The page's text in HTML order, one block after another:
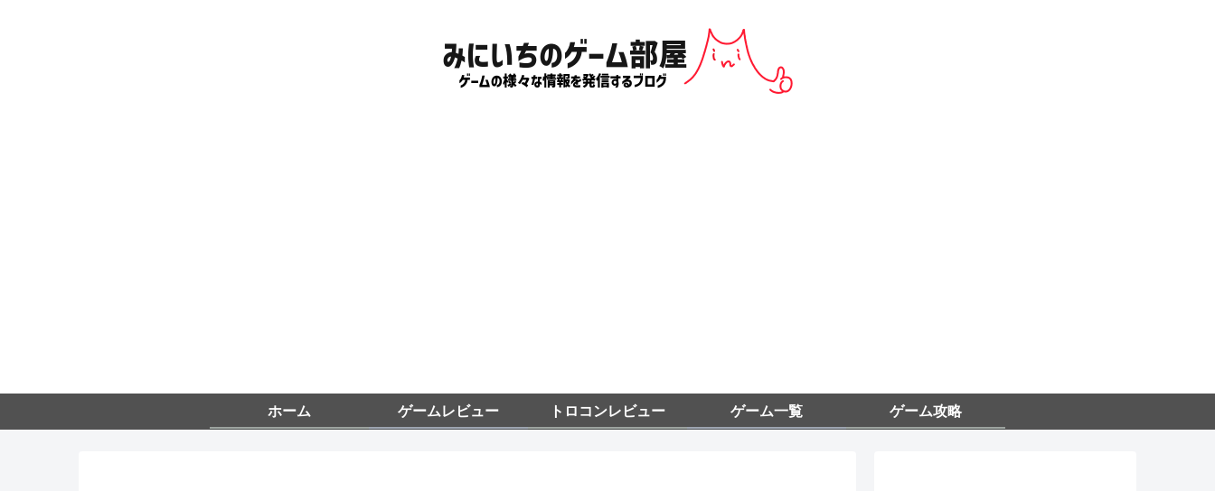
ホーム ゲームレビュー トロコンレビュー ゲーム一覧 ゲーム攻略